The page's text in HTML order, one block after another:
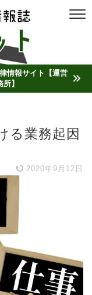
情報サイト【運営
】
る業務起因
2020年9月12日